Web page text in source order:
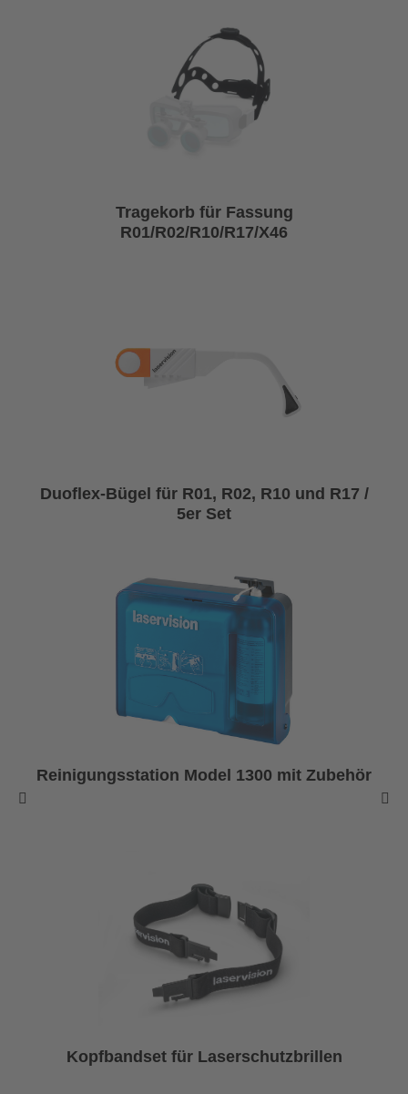
Tragekorb für Fassung
R01/R02/R10/R17/X46
Duoflex-Bügel für R01, R02, R10 und R17 /
5er Set
Reinigungsstation Model 1300 mit Zubehör
Kopfbandset für Laserschutzbrillen